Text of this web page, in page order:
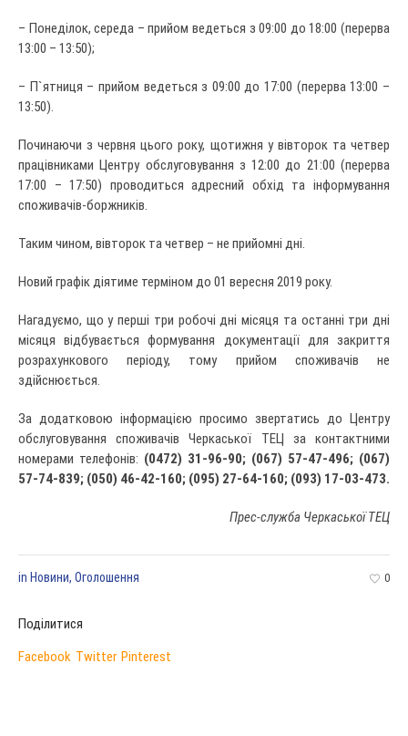
– Понеділок, середа – прийом ведеться з 09:00 до 18:00 (перерва
13:00 – 13:50);
– П`ятниця – прийом ведеться з 09:00 до 17:00 (перерва 13:00 –
13:50).
Починаючи з червня цього року, щотижня у вівторок та четвер
працівниками Центру обслуговування з 12:00 до 21:00 (перерва
17:00 – 17:50) проводиться адресний обхід та інформування
споживачів-боржників.
Таким чином, вівторок та четвер – не прийомні дні.
Новий графік діятиме терміном до 01 вересня 2019 року.
Нагадуємо, що у перші три робочі дні місяця та останні три дні
місяця відбувається формування документації для закриття
розрахункового періоду, тому прийом споживачів не
здійснюється.
За додатковою інформацією просимо звертатись до Центру
обслуговування споживачів Черкаської ТЕЦ за контактними
номерами телефонів: (0472) 31-96-90; (067) 57-47-496; (067)
57-74-839; (050) 46-42-160; (095) 27-64-160; (093) 17-03-473.
Прес-служба Черкаської ТЕЦ
0
in Новини, Оголошення
Поділитися
Facebook Twitter Pinterest